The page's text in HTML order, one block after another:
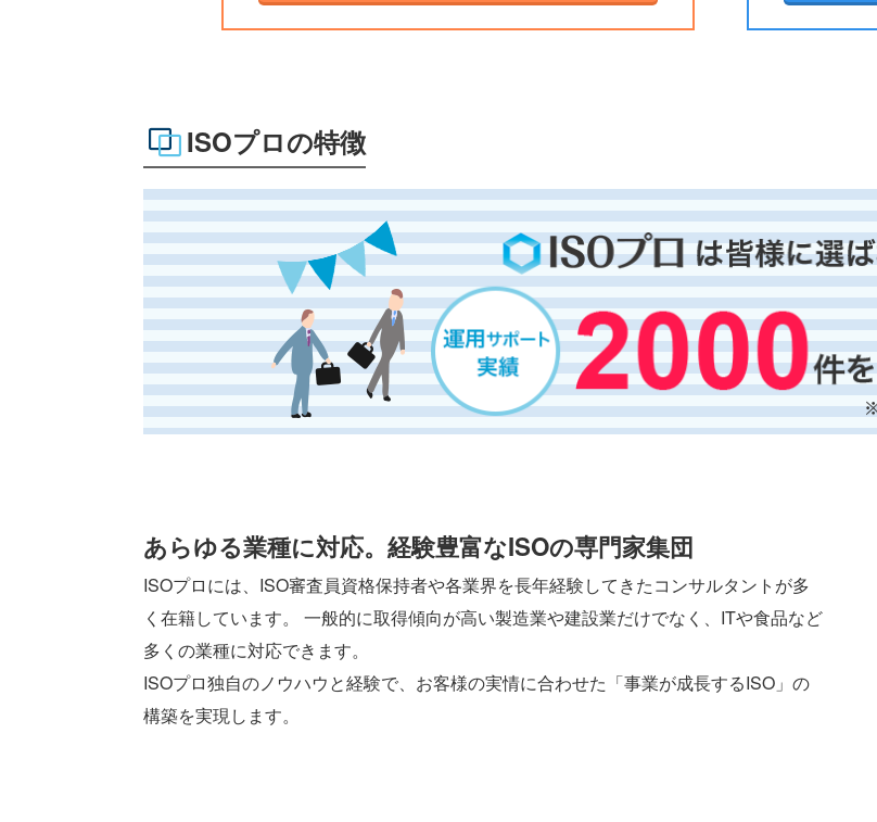
ISOプロの特徴
あらゆる業種に対応。経験豊富なISOの専門家集団
ISOプロには、ISO審査員資格保持者や各業界を長年経験してきたコンサルタントが多
く在籍しています。 一般的に取得傾向が高い製造業や建設業だけでなく、ITや食品など
多くの業種に対応できます。
ISOプロ独自のノウハウと経験で、お客様の実情に合わせた「事業が成長するISO」の
構築を実現します。